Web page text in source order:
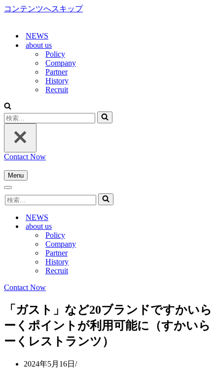
コンテンツへスキップ
NEWS
about us
Policy
Company
Partner
History
Recruit
検
索...
Contact Now
Menu
ナ
ゲ
シ
ョ
ナ
ビ
検
索...
NEWS
about us
Policy
Company
Partner
History
Recruit
Contact Now
「ガスト」など20ブランドですかいら
ーくポイントが利用可能に（すかいら
ーくレストランツ）
2024年5月16日